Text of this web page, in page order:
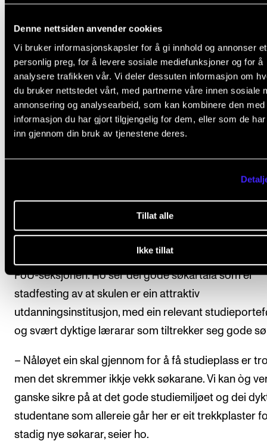
Denne nettsiden anvender cookies
Vi bruker informasjonskapsler for å gi innhold og annonser et
personlig preg, for å levere sosiale mediefunksjoner og for å
analysere trafikken vår. Vi deler dessuten informasjon om
du bruker nettstedet vårt, med partnerne våre innen sosiale
annonsering og analysearbeid, som kan kombinere den med
informasjon du har gjort tilgjengelig for dem, eller som de
inn gjennom din bruk av tjenestene deres.
Tillat alle
Ikke tillat
så uventa når ein ser på kva det førre rektoratet
internasjonal omdømmebygging. På eit meir
plan speler det nok også inn at kandidatane ikkje
møte opp fysisk, i alle fall ikkje i første runde, seier
– Det kan også tenkast at fleire vil studere i eit anna
grunna avgrensa reisemoglegheiter dei siste åra,
Camilla Sønstabø Thorkildsen er seksjonssjef i
FoU-seksjonen. Ho ser dei gode søkartala som ei
stadfesting av at skulen er ein attraktiv
utdanningsinstitusjon, med ein relevant
og svært dyktige lærarar som tiltrekker seg gode
– Nåløyet ein skal gjennom for å få studieplass er
men det skremmer ikkje vekk søkarane. Vi kan òg
ganske sikre på at det gode studiemiljøet og dei
studentane som allereie går her er eit trekkplaster
stadig nye søkarar, seier ho.